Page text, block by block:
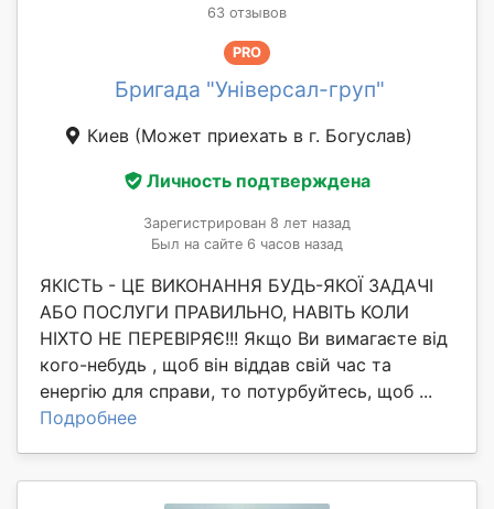
63 отзывов
PRO
Бригада "Універсал-груп"
Киев (Может приехать в г. Богуслав)
Личность подтверждена
Зарегистрирован 8 лет назад
Был на сайте 6 часов назад
ЯКІСТЬ - ЦЕ ВИКОНАННЯ БУДЬ-ЯКОЇ ЗАДАЧІ
АБО ПОСЛУГИ ПРАВИЛЬНО, НАВІТЬ КОЛИ
НІХТО НЕ ПЕРЕВІРЯЄ!!! Якщо Ви вимагаєте від
кого-небудь , щоб він віддав свій час та
енергію для справи, то потурбуйтесь, щоб ...
Подробнее